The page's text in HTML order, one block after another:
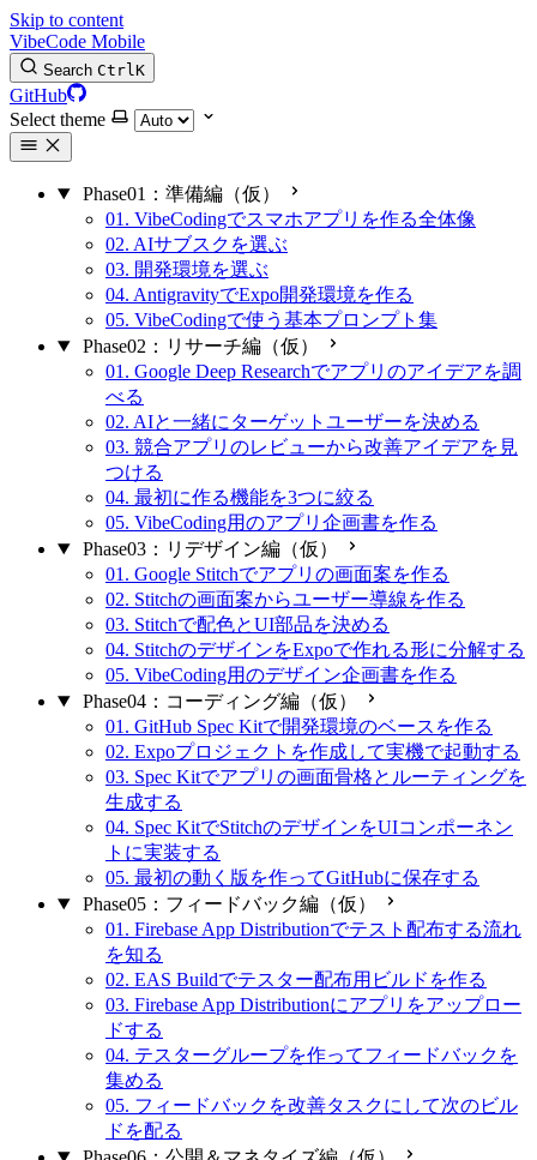
Skip to content
VibeCode Mobile
Search CtrlK
GitHub
Select theme
Phase01：準備編（仮）
01. VibeCodingでスマホアプリを作る全体像
02. AIサブスクを選ぶ
03. 開発環境を選ぶ
04. AntigravityでExpo開発環境を作る
05. VibeCodingで使う基本プロンプト集
Phase02：リサーチ編（仮）
01. Google Deep Researchでアプリのアイデアを調
べる
02. AIと一緒にターゲットユーザーを決める
03. 競合アプリのレビューから改善アイデアを見
つける
04. 最初に作る機能を3つに絞る
05. VibeCoding用のアプリ企画書を作る
Phase03：リデザイン編（仮）
01. Google Stitchでアプリの画面案を作る
02. Stitchの画面案からユーザー導線を作る
03. Stitchで配色とUI部品を決める
04. StitchのデザインをExpoで作れる形に分解する
05. VibeCoding用のデザイン企画書を作る
Phase04：コーディング編（仮）
01. GitHub Spec Kitで開発環境のベースを作る
02. Expoプロジェクトを作成して実機で起動する
03. Spec Kitでアプリの画面骨格とルーティングを
生成する
04. Spec KitでStitchのデザインをUIコンポーネン
トに実装する
05. 最初の動く版を作ってGitHubに保存する
Phase05：フィードバック編（仮）
01. Firebase App Distributionでテスト配布する流れ
を知る
02. EAS Buildでテスター配布用ビルドを作る
03. Firebase App Distributionにアプリをアップロー
ドする
04. テスターグループを作ってフィードバックを
集める
05. フィードバックを改善タスクにして次のビル
ドを配る